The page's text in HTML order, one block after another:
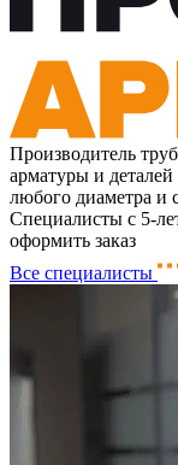
Производитель
арматуры и деталей
любого диаметра и
Специалисты с 5-
оформить заказ
Все специалисты